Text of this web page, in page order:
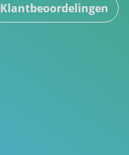
Klantbeoordelingen